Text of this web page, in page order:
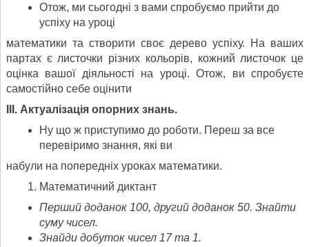
Отож, ми сьогодні з вами спробуємо прийти до
успіху на уроці
математики та створити своє дерево успіху. На ваших
партах є листочки різних кольорів, кожний листочок це
оцінка вашої діяльності на уроці. Отож, ви спробуєте
самостійно себе оцінити
ІІІ. Актуалізація опорних знань.
Ну що ж приступимо до роботи. Переш за все
перевіримо знання, які ви
набули на попередніх уроках математики.
Математичний диктант
Перший доданок 100, другий доданок 50. Знайти
суму чисел.
Знайди добуток чисел 17 та 1.